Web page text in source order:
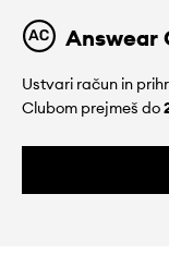
Answear
Ustvari račun in
Clubom prejmeš do